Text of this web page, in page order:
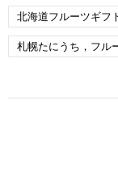
北海道フルーツギフ
札幌たにうち，フル